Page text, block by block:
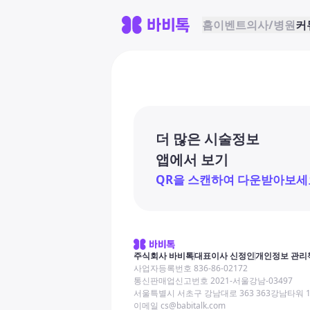
홈이벤트의사/병원커
더 많은 시술정보
앱에서 보기
QR을 스캔하여 다운받아보세
주식회사 바비톡대표이사 신정인개인정보 관리
사업자등록번호 836-86-02172
통신판매업신고번호 2021-서울강남-03497
서울특별시 서초구 강남대로 363 363강남타워
이메일 cs@babitalk.com